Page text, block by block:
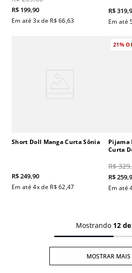
R$ 199,90
Em até3x de R$ 66,63
R$319,
Em até
Short Doll Manga Curta Sônia
R$249,90
Em até4x de R$ 62,47
21%
Pijama
Curta
R$ 329,
R$259,
Em até
Mostrando 12
MOSTRAR MAIS